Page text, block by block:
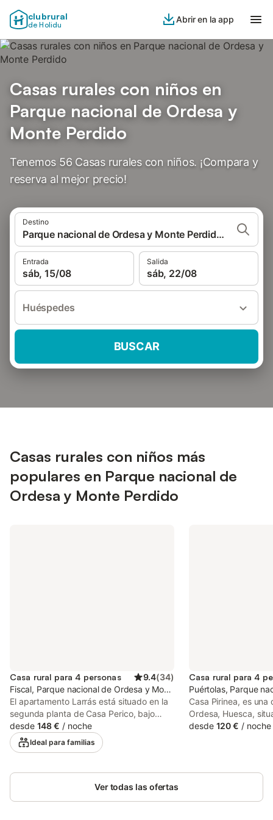
clubrural
de Holidu
Abrir en la app
Casas rurales con niños en
Parque nacional de Ordesa y
Monte Perdido
Tenemos 56 Casas rurales con niños. ¡Compara y
reserva al mejor precio!
Destino
Parque nacional de Ordesa y Monte Perdido, España
Entrada
sáb, 15/08
Salida
sáb, 22/08
Huéspedes
BUSCAR
Casas rurales con niños más
populares en Parque nacional de
Ordesa y Monte Perdido
Casa rural para 4 personas 9.4(34)
Fiscal, Parque nacional de Ordesa y Monte Perdido
El apartamento Larrás está situado en la
segunda planta de Casa Perico, bajo
cubierta. Es un apartamento
abuhardillado con impresionantes vistas
a la Peña Cancías. Dispone de una
habitación doble con camas de 105 cm,
un baño con ducha y cocina-comedor. La
cocina está completamente equipada:
desde 148 € / noche
Ideal para familias
Casa rural para 4
Puértolas, Parque
Casa Pirinea, es una
Ordesa, Huesca,
Parque Nacional de
Parque Nacional de
Escuaín, Ordesa y
desde 120 € / noche
Ver todas las ofertas